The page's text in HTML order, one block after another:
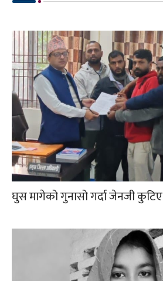
घुस मागेको गुनासो गर्दा जेनजी कुटिए